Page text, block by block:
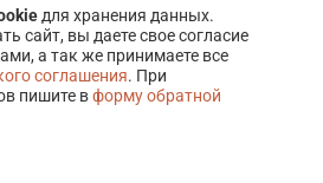
для хранения данных.
сайт, вы даете свое согласие
а так же принимаете все
соглашения. При
пишите вформу обратной